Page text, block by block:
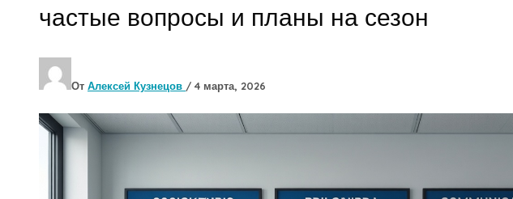
частые вопросы и планы на сезон
От Алексей Кузнецов / 4 марта, 2026